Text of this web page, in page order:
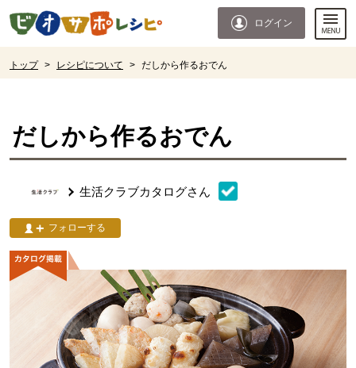
ページの先頭です。
ログイン
トップ > レシピについて > だしから作るおでん
だしから作るおでん
生活クラブカタログさん
フォローする